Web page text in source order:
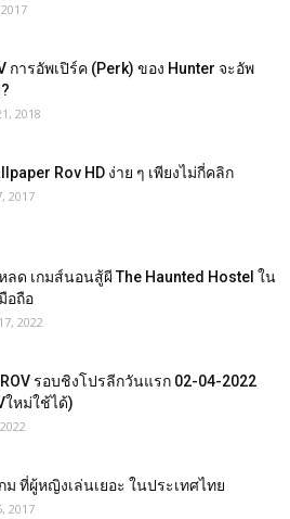
การอัพเปิร์ค (Perk) ของ Hunter จะอัพ
2018
Rov HD ง่าย ๆ เพียงไม่กี่คลิก
2017
ลด เกมส์นอนสู้ผี The Haunted Hostel ใน
อถือ
2022
รอบชิงโปรลีกวันแรก 02-04-2022
ใหม่ใช้ได้)
ม ที่ผู้หญิงเล่นเยอะ ในประเทศไทย
2017